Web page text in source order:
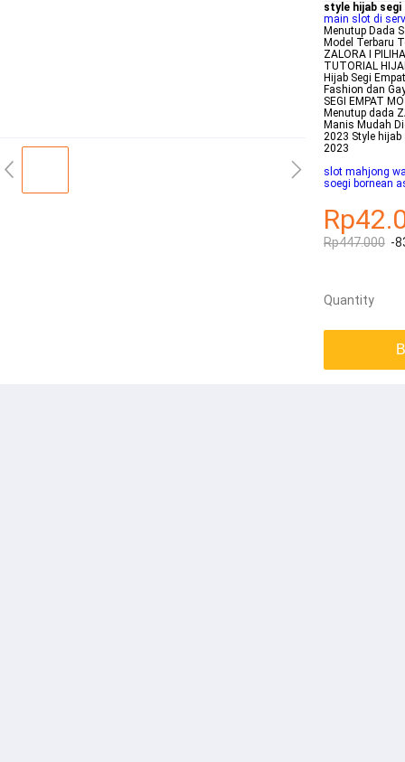
style hijab
main slot di
Menutup Dada
Model Terbaru
ZALORA I
TUTORIAL
Hijab Segi
Fashion dan
SEGI EMPAT
Menutup dada
Manis Mudah
2023 Style
2023
slot mahjong
soegi bornean
Rp447.000 -
Quantity